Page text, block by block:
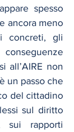
spesso
ancora meno
concreti, gli
all’AIRE non
un passo che
del cittadino
sul diritto
sui rapporti